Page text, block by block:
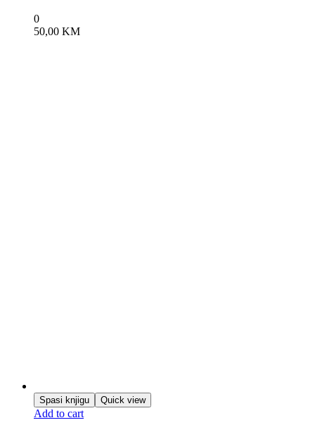
0
50,00 KM
Spasi knjigu Quick view
Add to cart